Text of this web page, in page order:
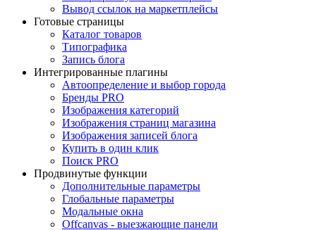
Вывод ссылок на маркетплейсы
Готовые страницы
Каталог товаров
Типографика
Запись блога
Интегрированные плагины
Автоопределение и выбор города
Бренды PRO
Изображения категорий
Изображения страниц магазина
Изображения записей блога
Купить в один клик
Поиск PRO
Продвинутые функции
Дополнительные параметры
Глобальные параметры
Модальные окна
Offcanvas - выезжающие панели